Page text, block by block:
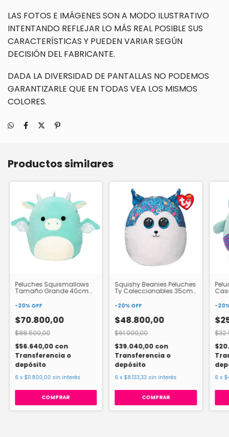
LAS FOTOS E IMÁGENES SON A MODO ILUSTRATIVO
INTENTANDO REFLEJAR LO MÁS REAL POSIBLE SUS
CARACTERÍSTICAS Y PUEDEN VARIAR SEGÚN
DECISIÓN DEL FABRICANTE.
DADA LA DIVERSIDAD DE PANTALLAS NO PODEMOS
GARANTIZARLE QUE EN TODAS VEA LOS MISMOS
COLORES.
Productos similares
Peluches Squismallows
Tamaño Grande 40cm
-20% OFF
$70.800,00
$88.500,00
$56.640,00 con
Transferencia o
depósito
6 x $11.800,00 sin interés
COMPRAR
Squishy Beanies Peluches
Ty Coleccionables 35cm
-20% OFF
$48.800,00
$61.000,00
$39.040,00 con
Transferencia o
depósito
6 x $8.133,33 sin interés
COMPRAR
-20
6 x